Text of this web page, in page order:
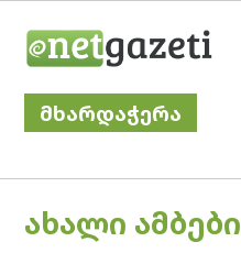
მხარდაჭერა
POSTED
ᲐᲮᲐᲚᲘ ᲐᲛᲑᲔᲑᲘ